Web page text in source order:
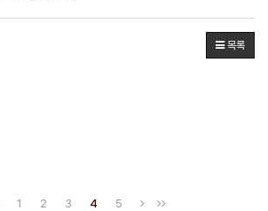
목록
1 2 3 4 5